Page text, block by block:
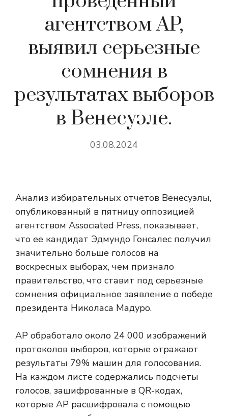
агентством AP,
выявил серьезные
сомнения в
результатах выборов
в Венесуэле.
03.08.2024
Анализ избирательных отчетов Венесуэлы,
опубликованный в пятницу оппозицией
агентством Associated Press, показывает,
что ее кандидат Эдмундо Гонсалес получил
значительно больше голосов на
воскресных выборах, чем признало
правительство, что ставит под серьезные
сомнения официальное заявление о победе
президента Николаса Мадуро.
AP обработало около 24 000 изображений
протоколов выборов, которые отражают
результаты 79% машин для голосования.
На каждом листе содержались подсчеты
голосов, зашифрованные в QR-кодах,
которые AP расшифровала с помощью